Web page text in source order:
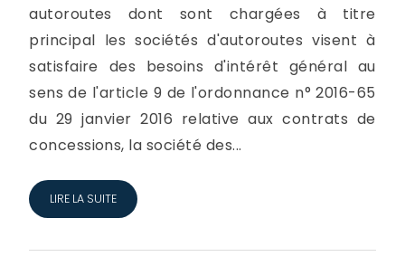
autoroutes dont sont chargées à titre
principal les sociétés d'autoroutes visent à
satisfaire des besoins d'intérêt général au
sens de l'article 9 de l'ordonnance n° 2016-65
du 29 janvier 2016 relative aux contrats de
concessions, la société des...
LIRE LA SUITE